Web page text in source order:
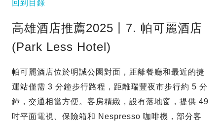
回到目錄
高雄酒店推薦2025丨7. 帕可麗酒店
(Park Less Hotel)
帕可麗酒店位於明誠公園對面，距離餐廳和最近的捷
運站僅需 3 分鐘步行路程，距離瑞豐夜市步行約 5 分
鐘，交通相當方便。客房精緻，設有落地窗，提供 49
吋平面電視、保險箱和 Nespresso 咖啡機，部分客